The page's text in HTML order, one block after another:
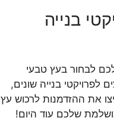
בנייה
לבחור בעץ טבעי
לפרויקטי בנייה שונים,
את ההזדמנות לרכוש עץ
שלכם עוד היום!